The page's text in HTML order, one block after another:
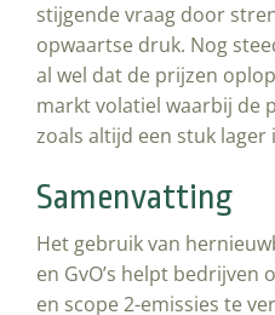
stijgende vraag door
opwaartse druk. Nog
al wel dat de prijzen
markt volatiel waarbij de
zoals altijd een stuk lager
Samenvatting
Het gebruik van
en GvO’s helpt bedrijven
en scope 2-emissies te